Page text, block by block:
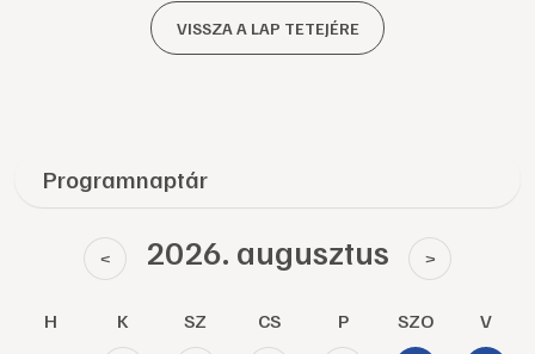
VISSZA A LAP TETEJÉRE
Programnaptár
< 2026. augusztus >
H K SZ CS P SZO V